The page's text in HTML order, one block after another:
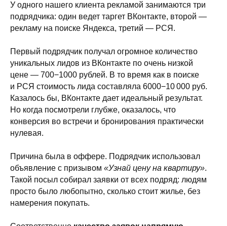
У одного нашего клиента рекламой занимаются три
подрядчика: один ведет таргет ВКонтакте, второй —
рекламу на поиске Яндекса, третий — РСЯ.
Первый подрядчик получал огромное количество
уникальных лидов из ВКонтакте по очень низкой
цене — 700−1000 рублей. В то время как в поиске
и РСЯ стоимость лида составляла 6000−10 000 руб.
Казалось бы, ВКонтакте дает идеальный результат.
Но когда посмотрели глубже, оказалось, что
конверсия во встречи и бронирования практически
нулевая.
Причина была в оффере. Подрядчик использовал
объявление с призывом «Узнай цену на квартиру».
Такой посыл собирал заявки от всех подряд: людям
просто было любопытно, сколько стоит жилье, без
намерения покупать.